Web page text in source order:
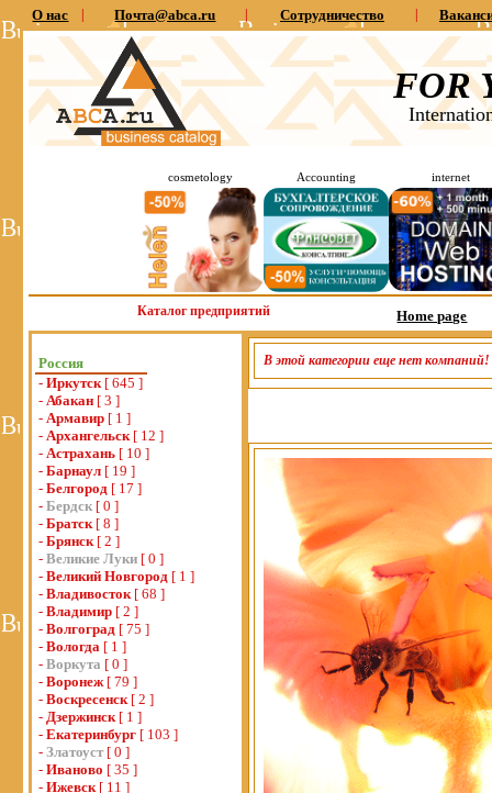
О нас Почта@abca.ru Сотрудничество
FOR
cosmetology Accounting internet
Каталог предприятий Home page
Россия
- Иркутск[ 645 ]
- Абакан [ 3 ]
- Армавир [ 1 ]
- Архангельск[ 12 ]
- Астрахань [ 10 ]
- Барнаул [ 19 ]
- Белгород [ 17 ]
- Бердск [ 0 ]
- Братск[ 8 ]
- Брянск[ 2 ]
- Великие Луки [ 0 ]
- Великий Новгород [ 1 ]
- Владивосток[ 68 ]
- Владимир [ 2 ]
- Волгоград [ 75 ]
- Вологда [ 1 ]
- Воркута [ 0 ]
- Воронеж[ 79 ]
- Воскресенск[ 2 ]
- Дзержинск[ 1 ]
- Екатеринбург [ 103 ]
- Златоуст [ 0 ]
- Иваново [ 35 ]
- Ижевск[ 11 ]
В этой категории еще нет